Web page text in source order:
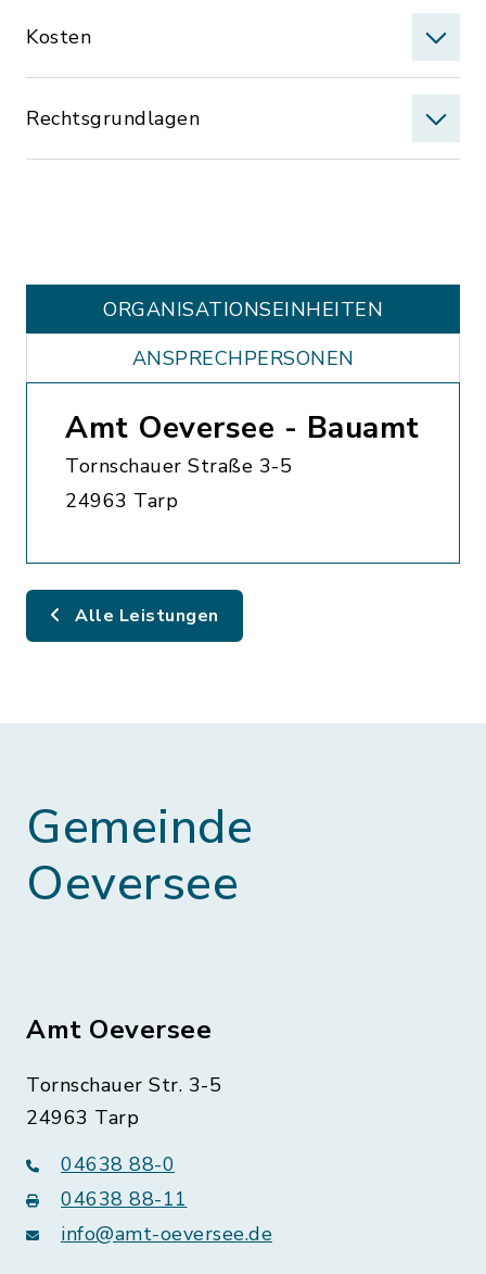
Kosten
Rechtsgrundlagen
ORGANISATIONS­EINHEITEN
ANSPRECHPERSONEN
Amt Oeversee - Bauamt
Tornschauer Straße 3-5
24963 Tarp
Alle Leistungen
Gemeinde
Oeversee
Amt Oeversee
Tornschauer Str. 3-5
24963 Tarp
04638 88-0
04638 88-11
info@amt-oeversee.de